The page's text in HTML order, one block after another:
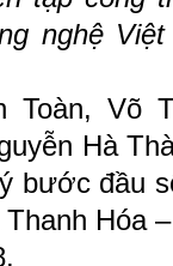
nghệ
Võ
Hà
bước đầu
Hóa